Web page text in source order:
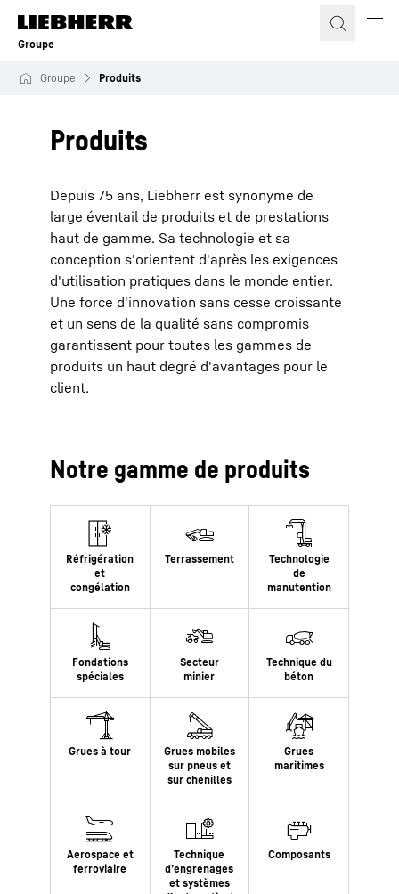
Groupe
Groupe Produits
Produits
Depuis 75 ans, Liebherr est synonyme de
large éventail de produits et de prestations
haut de gamme. Sa technologie et sa
conception s'orientent d'après les exigences
d'utilisation pratiques dans le monde entier.
Une force d'innovation sans cesse croissante
et un sens de la qualité sans compromis
garantissent pour toutes les gammes de
produits un haut degré d'avantages pour le
client.
Notre gamme de produits